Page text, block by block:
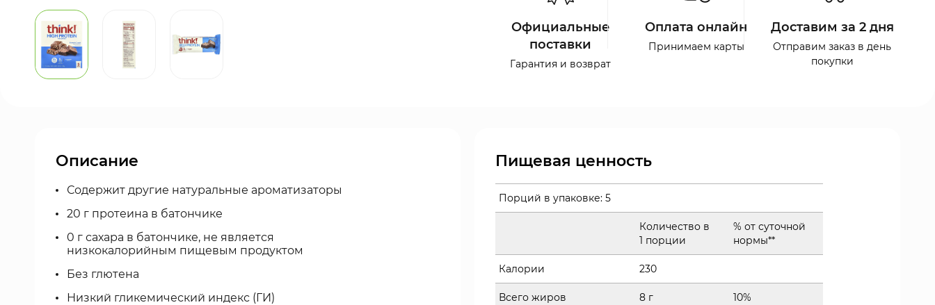
Официальные
поставки
Гарантия и возврат
Оплата онлайн
Принимаем карты
Доставим за 2 дня
Отправим заказ в день
покупки
Описание
Содержит другие натуральные ароматизаторы
20 г протеина в батончике
0 г сахара в батончике, не является
низкокалорийным пищевым продуктом
Без глютена
Низкий гликемический индекс (ГИ)
Пищевая ценность
Порций в упаковке: 5
Количество в
1 порции
% от суточной
нормы**
Калории 230
Всего жиров 8 г 10%